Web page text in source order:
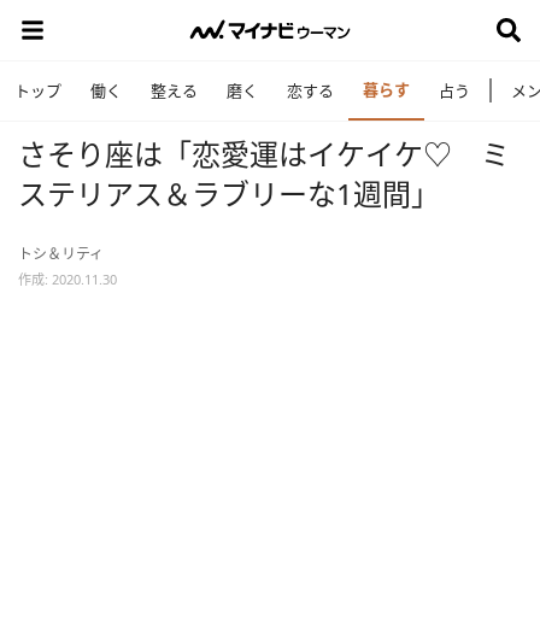
トップ 働く 整える 磨く 恋する 暮らす 占う メ
さそり座は「恋愛運はイケイケ♡ ミ
ステリアス＆ラブリーな1週間」
トシ＆リティ
作成: 2020.11.30